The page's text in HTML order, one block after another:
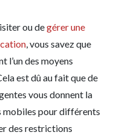
ou degérer une
, vous savez que
l’un des moyens
est dû au fait que de
vous donnent la
mobiles pour différents
des restrictions